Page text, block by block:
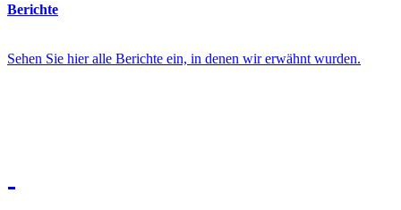
Berichte
Sehen Sie hier alle Berichte ein, in denen wir erwähnt wurden.